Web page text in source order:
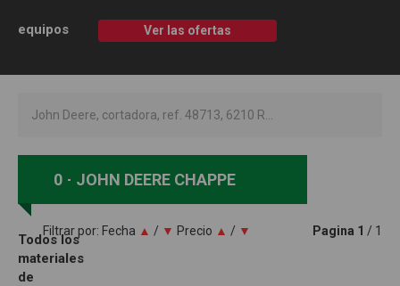
equipos Ver las ofertas
Todos los
materiales
de
0 JOHN DEERE CHAPPE
Filtrar por: Fecha ▲ / ▼ Precio ▲ / ▼ Pagina 1 / 1